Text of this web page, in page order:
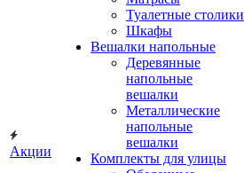
Акции
Туалетные столики
Шкафы
Вешалки напольные
Деревянные
напольные
вешалки
Металлические
напольные
вешалки
Комплекты для улицы